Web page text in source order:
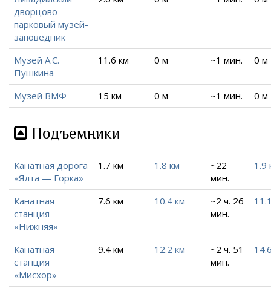
дворцово-
парковый музей-
заповедник
Музей А.С.
Пушкина
11.6 км 0 м ~1 мин. 0 м
Музей ВМФ 15 км 0 м ~1 мин. 0 м
Подъемники
Канатная дорога
«Ялта — Горка»
1.7 км 1.8 км
~22
мин.
1.9
Канатная
станция
«Нижняя»
7.6 км 10.4 км
~2 ч. 26
мин.
Канатная
станция
«Мисхор»
9.4 км 12.2 км
~2 ч. 51
мин.